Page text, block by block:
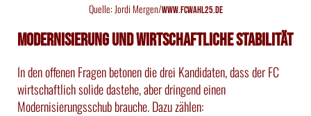
Quelle: Jordi Mergen/www.fcwahl25.de
Modernisierung und wirtschaftliche Stabilität
In den offenen Fragen betonen die drei Kandidaten, dass der FC
wirtschaftlich solide dastehe, aber dringend einen
Modernisierungsschub brauche. Dazu zählen: